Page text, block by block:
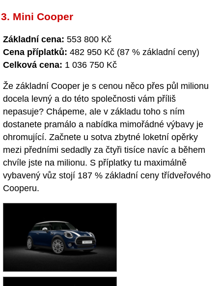
3. Mini Cooper
Základní cena: 553 800 Kč
Cena příplatků: 482 950 Kč (87 % základní ceny)
Celková cena: 1 036 750 Kč
Že základní Cooper je s cenou něco přes půl milionu
docela levný a do této společnosti vám příliš
nepasuje? Chápeme, ale v základu toho s ním
dostanete pramálo a nabídka mimořádné výbavy je
ohromující. Začnete u sotva zbytné loketní opěrky
mezi předními sedadly za čtyři tisíce navíc a během
chvíle jste na milionu. S příplatky tu maximálně
vybavený vůz stojí 187 % základní ceny třídveřového
Cooperu.